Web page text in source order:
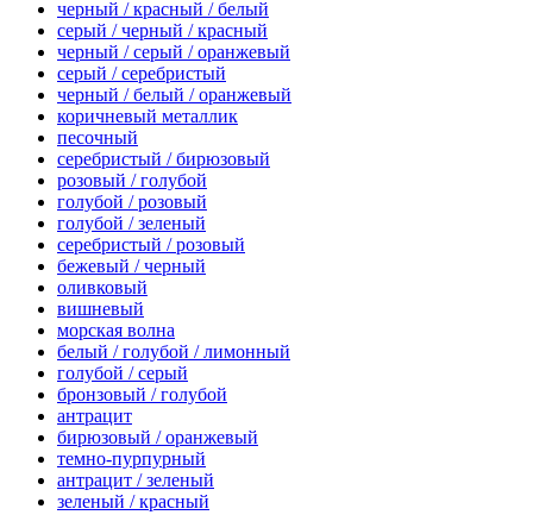
черный / красный / белый
серый / черный / красный
черный / серый / оранжевый
серый / серебристый
черный / белый / оранжевый
коричневый металлик
песочный
серебристый / бирюзовый
розовый / голубой
голубой / розовый
голубой / зеленый
серебристый / розовый
бежевый / черный
оливковый
вишневый
морская волна
белый / голубой / лимонный
голубой / серый
бронзовый / голубой
антрацит
бирюзовый / оранжевый
темно-пурпурный
антрацит / зеленый
зеленый / красный